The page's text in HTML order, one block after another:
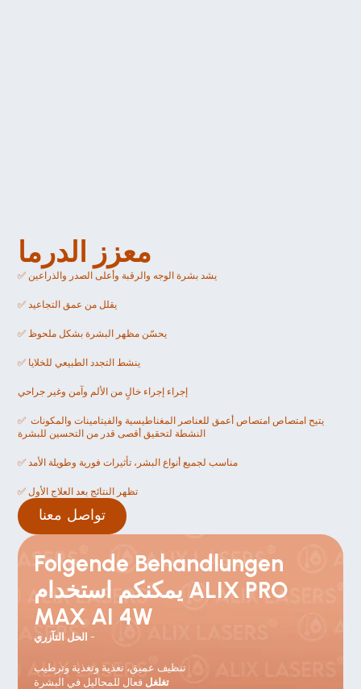
✅ يشد بشرة الوجه والرقبة وأعلى الصدر والذراعين
✅ يقلل من عمق التجاعيد
✅ يحسّن مظهر البشرة بشكل ملحوظ
✅ ينشط التجدد الطبيعي للخلايا
إجراء إجراء خالٍ من الألم وآمن وغير جراحي
✅ يتيح امتصاص امتصاص أعمق للعناصر المغناطيسية والفيتامينات والمكونات
النشطة لتحقيق أقصى قدر من التحسين للبشرة
✅ مناسب لجميع أنواع البشر، تأثيرات فورية وطويلة الأمد
✅ تظهر النتائج بعد العلاج الأول
تواصل معنا
Folgende Behandlungen
يمكنكم استخدام ALIX PRO
MAX AI 4W
الحل التآزري -
تنظيف عميق، تغذية وتغذية وترطيب
تغلغل فعال للمحاليل في البشرة